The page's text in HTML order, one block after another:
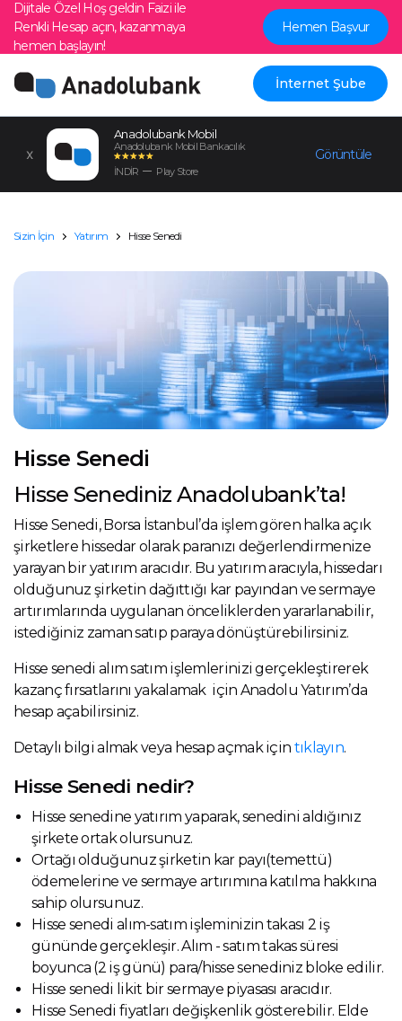
Dijitale Özel Hoş geldin Faizi ile
Renkli Hesap açın, kazanmaya
hemen başlayın!
Hemen Başvur
Anadolubank Mobil
Anadolubank Mobil Bankacılık
İNDİR
Play Store
Görüntüle
İnternet Şube
Sizin İçin Yatırım Hisse Senedi
Hisse Senedi
Hisse Senediniz Anadolubank’ta!
Hisse Senedi, Borsa İstanbul’da işlem gören halka açık
şirketlere hissedar olarak paranızı değerlendirmenize
yarayan bir yatırım aracıdır. Bu yatırım aracıyla, hissedarı
olduğunuz şirketin dağıttığı kar payından ve sermaye
artırımlarında uygulanan önceliklerden yararlanabilir,
istediğiniz zaman satıp paraya dönüştürebilirsiniz.
Hisse senedi alım satım işlemlerinizi gerçekleştirerek
kazanç fırsatlarını yakalamak için Anadolu Yatırım’da
hesap açabilirsiniz.
Detaylı bilgi almak veya hesap açmak için tıklayın.
Hisse Senedi nedir?
Hisse senedine yatırım yaparak, senedini aldığınız
şirkete ortak olursunuz.
Ortağı olduğunuz şirketin kar payı(temettü)
ödemelerine ve sermaye artırımına katılma hakkına
sahip olursunuz.
Hisse senedi alım-satım işleminizin takası 2 iş
gününde gerçekleşir. Alım - satım takas süresi
boyunca (2 iş günü) para/hisse senediniz bloke edilir.
Hisse senedi likit bir sermaye piyasası aracıdır.
Hisse Senedi fiyatları değişkenlik gösterebilir. Elde